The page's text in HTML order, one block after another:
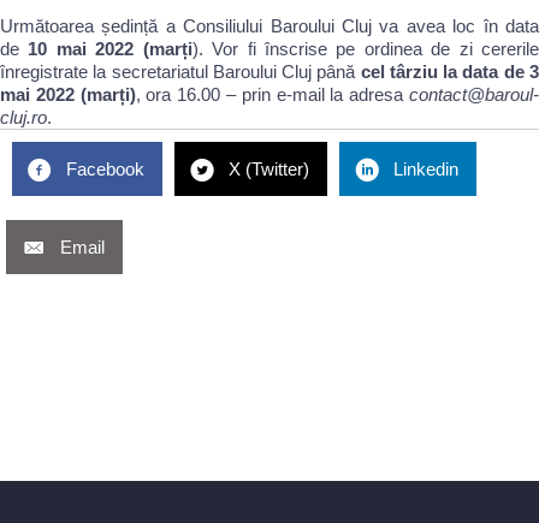
Următoarea ședință a Consiliului Baroului Cluj va avea loc în data
de 10 mai 2022 (marți). Vor fi înscrise pe ordinea de zi cererile
înregistrate la secretariatul Baroului Cluj până cel târziu la data de 3
mai 2022 (marți), ora 16.00 – prin e-mail la adresacontact@baroul-
cluj.ro.
Facebook X (Twitter) Linkedin
Email